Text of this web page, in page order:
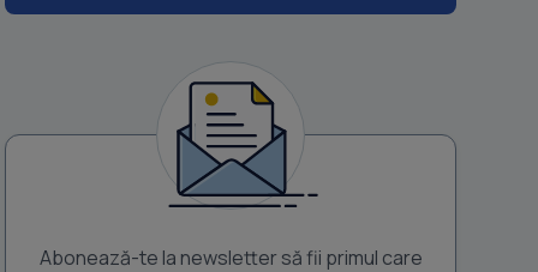
Abonează-te la newsletter să fii primul care